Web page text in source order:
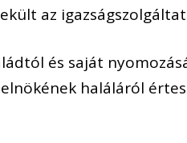
az
és saját
haláláról